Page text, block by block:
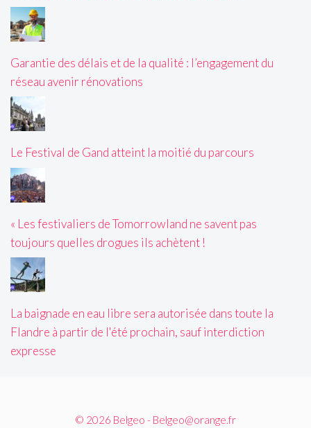
Garantie des délais et de la qualité : l’engagement du
réseau avenir rénovations
Le Festival de Gand atteint la moitié du parcours
« Les festivaliers de Tomorrowland ne savent pas
toujours quelles drogues ils achètent !
La baignade en eau libre sera autorisée dans toute la
Flandre à partir de l'été prochain, sauf interdiction
expresse
© 2026 Belgeo - Belgeo@orange.fr